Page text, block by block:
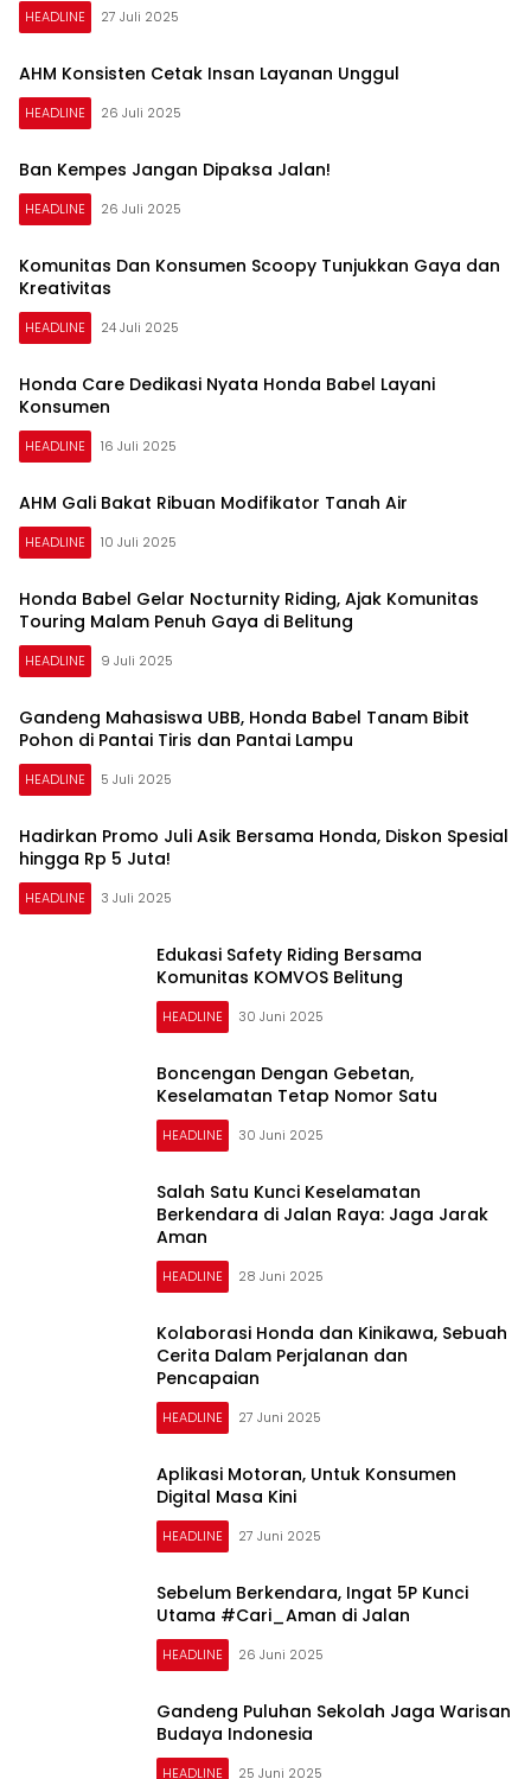
HEADLINE 27 Juli 2025
AHM Konsisten Cetak Insan Layanan Unggul
HEADLINE 26 Juli 2025
Ban Kempes Jangan Dipaksa Jalan!
HEADLINE 26 Juli 2025
Komunitas Dan Konsumen Scoopy Tunjukkan Gaya dan
Kreativitas
HEADLINE 24 Juli 2025
Honda Care Dedikasi Nyata Honda Babel Layani
Konsumen
HEADLINE 16 Juli 2025
AHM Gali Bakat Ribuan Modifikator Tanah Air
HEADLINE 10 Juli 2025
Honda Babel Gelar Nocturnity Riding, Ajak Komunitas
Touring Malam Penuh Gaya di Belitung
HEADLINE 9 Juli 2025
Gandeng Mahasiswa UBB, Honda Babel Tanam Bibit
Pohon di Pantai Tiris dan Pantai Lampu
HEADLINE 5 Juli 2025
Hadirkan Promo Juli Asik Bersama Honda, Diskon Spesial
hingga Rp 5 Juta!
HEADLINE 3 Juli 2025
Edukasi Safety Riding Bersama
Komunitas KOMVOS Belitung
HEADLINE 30 Juni 2025
Boncengan Dengan Gebetan,
Keselamatan Tetap Nomor Satu
HEADLINE 30 Juni 2025
Salah Satu Kunci Keselamatan
Berkendara di Jalan Raya: Jaga Jarak
Aman
HEADLINE 28 Juni 2025
Kolaborasi Honda dan Kinikawa, Sebuah
Cerita Dalam Perjalanan dan
Pencapaian
HEADLINE 27 Juni 2025
Aplikasi Motoran, Untuk Konsumen
Digital Masa Kini
HEADLINE 27 Juni 2025
Sebelum Berkendara, Ingat 5P Kunci
Utama #Cari_Aman di Jalan
HEADLINE 26 Juni 2025
Gandeng Puluhan Sekolah Jaga Warisan
Budaya Indonesia
HEADLINE 25 Juni 2025